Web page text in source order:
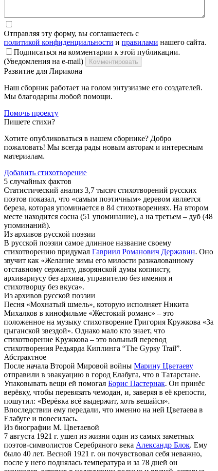
Отправляя эту форму, вы соглашаетесь с
политикой конфиденциальности и правилами нашего сайта.
Подписаться на комментарии к этой публикации.
(Уведомления на e-mail)
Комментировать
Развитие для Лирикона
Наш сборник работает на голом энтузиазме его создателей.
Мы благодарны любой помощи.
Помочь проекту
Пишете стихи?
Хотите опубликоваться в нашем сборнике? Добро
пожаловать! Мы всегда рады новым авторам и интересным
материалам.
Добавить стихотворение
5 случайных фактов
Статистический анализ 3,7 тысяч стихотворений русских
поэтов показал, что «самым поэтичным» деревом является
береза, которая упоминается в 84 стихотворениях. На втором
месте находится сосна (51 упоминание), а на третьем – дуб (48
упоминаний).
Из архивов русской поэзии
В русской поэзии самое длинное название своему
стихотворению придумал Гавриил Романович Державин. Оно
звучит как «Желание зимы его милости разжалованному
отставному сержанту, дворянской думы копиисту,
архивариусу без архива, управителю без имения и
стихотворцу без вкуса».
Из архивов русской поэзии
Песня «Мохнатый шмель», которую исполняет Никита
Михалков в кинофильме «Жестокий романс» – это
положенное на музыку стихотворение Григория Кружкова «За
цыганской звездой». Однако мало кто знает, что
стихотворение Кружкова – это вольный перевод
стихотворения Редьярда Киплинга “The Gypsy Trail”.
Абстрактное
После начала Второй Мировой войны Марину Цветаеву
отправили в эвакуацию в город Елабуга, что в Татарстане.
Упаковывать вещи ей помогал Борис Пастернак. Он принёс
верёвку, чтобы перевязать чемодан, и, заверяя в её крепости,
пошутил: «Верёвка всё выдержит, хоть вешайся».
Впоследствии ему передали, что именно на ней Цветаева в
Елабуге и повесилась.
Из биографии М. Цветаевой
7 августа 1921 г. ушел из жизни один из самых заметных
поэтов-символистов Серебряного века Александр Блок. Ему
было 40 лет. Весной 1921 г. он почувствовал себя неважно,
после у него поднялась температура и за 78 дней он